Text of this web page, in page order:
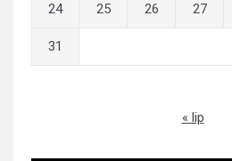
24 25 26 27
31
« lip